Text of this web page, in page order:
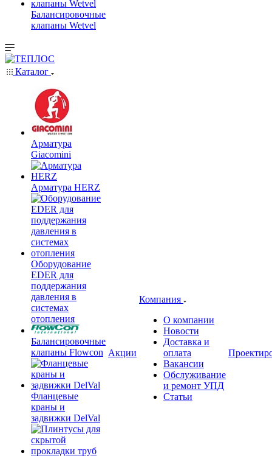
Балансировочные
клапаны Wetvel
Каталог
Арматура
Giacomini
Арматура HERZ
Оборудование
EDER для
поддержания
давления в
системах
отопления
Балансировочные
клапаны Flowcon
Фланцевые
краны и
задвижки DelVal
Акции
Компания
О компании
Новости
Доставка и
оплата
Вакансии
Обслуживание
и ремонт УПД
Статьи